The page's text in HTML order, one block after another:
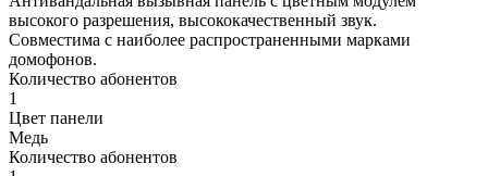
высокого разрешения, высококачественный звук.
Совместима с наиболее распространенными марками
домофонов.
Количество абонентов
1
Цвет панели
Медь
Количество абонентов